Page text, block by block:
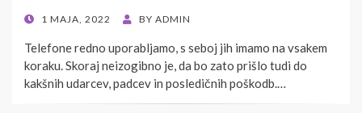
POSTED
1 MAJA, 2022 BY ADMIN
Telefone redno uporabljamo, s seboj jih imamo na vsakem
koraku. Skoraj neizogibno je, da bo zato prišlo tudi do
kakšnih udarcev, padcev in posledičnih poškodb.…